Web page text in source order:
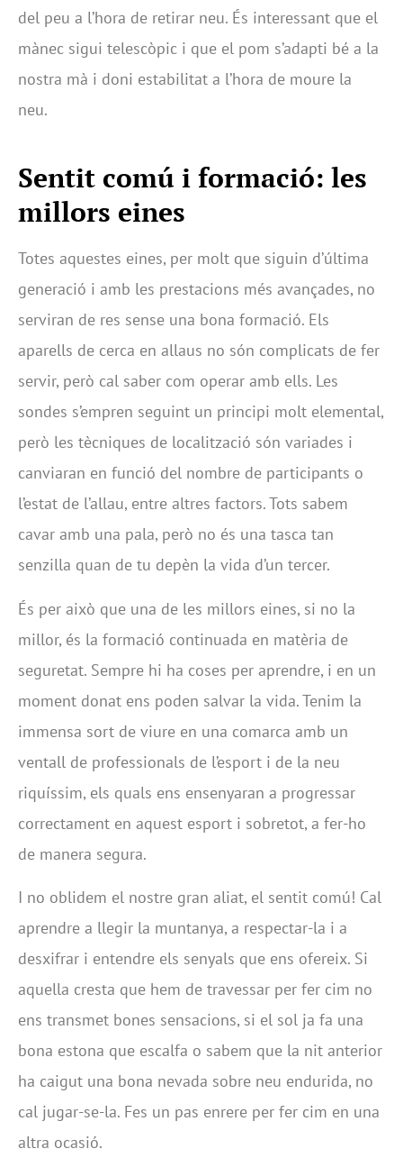
del peu a l’hora de retirar neu. És interessant que el
mànec sigui telescòpic i que el pom s’adapti bé a la
nostra mà i doni estabilitat a l’hora de moure la
neu.
Sentit comú i formació: les
millors eines
Totes aquestes eines, per molt que siguin d’última
generació i amb les prestacions més avançades, no
serviran de res sense una bona formació. Els
aparells de cerca en allaus no són complicats de fer
servir, però cal saber com operar amb ells. Les
sondes s’empren seguint un principi molt elemental,
però les tècniques de localització són variades i
canviaran en funció del nombre de participants o
l’estat de l’allau, entre altres factors. Tots sabem
cavar amb una pala, però no és una tasca tan
senzilla quan de tu depèn la vida d’un tercer.
És per això que una de les millors eines, si no la
millor, és la formació continuada en matèria de
seguretat. Sempre hi ha coses per aprendre, i en un
moment donat ens poden salvar la vida. Tenim la
immensa sort de viure en una comarca amb un
ventall de professionals de l’esport i de la neu
riquíssim, els quals ens ensenyaran a progressar
correctament en aquest esport i sobretot, a fer-ho
de manera segura.
I no oblidem el nostre gran aliat, el sentit comú! Cal
aprendre a llegir la muntanya, a respectar-la i a
desxifrar i entendre els senyals que ens ofereix. Si
aquella cresta que hem de travessar per fer cim no
ens transmet bones sensacions, si el sol ja fa una
bona estona que escalfa o sabem que la nit anterior
ha caigut una bona nevada sobre neu endurida, no
cal jugar-se-la. Fes un pas enrere per fer cim en una
altra ocasió.